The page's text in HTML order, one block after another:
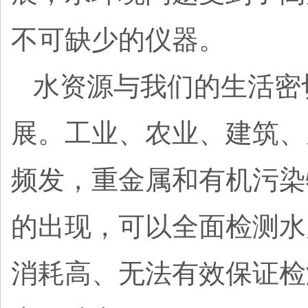
不可缺少的仪器。
水资源与我们的生活
展。工业、农业、建筑
频发，重金属和有机污
的出现，可以全面检测
消耗高、无法有效保证